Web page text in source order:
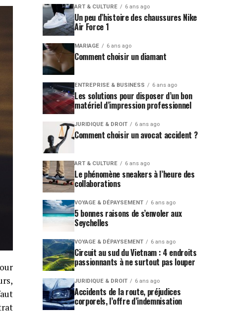
ART & CULTURE 6 ans ago
Un peu d’histoire des chaussures Nike
Air Force 1
MARIAGE 6 ans ago
Comment choisir un diamant
ENTREPRISE & BUSINESS 6 ans ago
Les solutions pour disposer d’un bon
matériel d’impression professionnel
JURIDIQUE & DROIT 6 ans ago
Comment choisir un avocat accident ?
ART & CULTURE 6 ans ago
Le phénomène sneakers à l’heure des
collaborations
VOYAGE & DÉPAYSEMENT 6 ans ago
5 bonnes raisons de s’envoler aux
Seychelles
VOYAGE & DÉPAYSEMENT 6 ans ago
Circuit au sud du Vietnam : 4 endroits
passionnants à ne surtout pas louper
JURIDIQUE & DROIT 6 ans ago
Accidents de la route, préjudices
corporels, l’offre d’indemnisation